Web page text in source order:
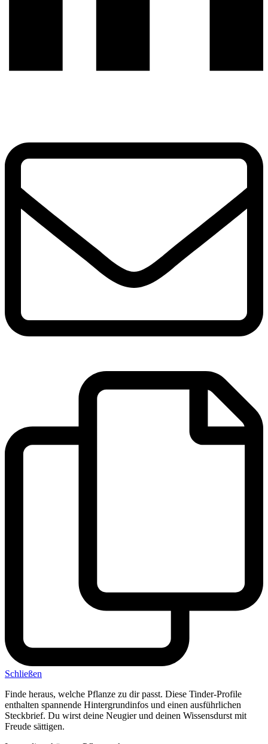
Schließen
Finde heraus, welche Pflanze zu dir passt. Diese Tinder-Profile
enthalten spannende Hintergrundinfos und einen ausführlichen
Steckbrief. Du wirst deine Neugier und deinen Wissensdurst mit
Freude sättigen.